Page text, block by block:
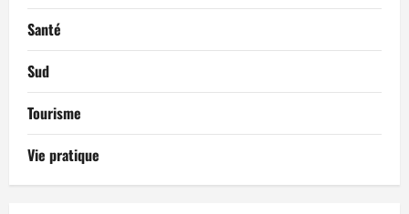
Santé
Sud
Tourisme
Vie pratique